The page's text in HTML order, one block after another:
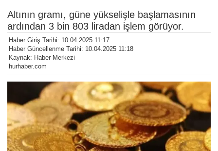
Altının gramı, güne yükselişle başlamasının
ardından 3 bin 803 liradan işlem görüyor.
Haber Giriş Tarihi: 10.04.2025 11:17
Haber Güncellenme Tarihi: 10.04.2025 11:18
Kaynak: Haber Merkezi
hurhaber.com